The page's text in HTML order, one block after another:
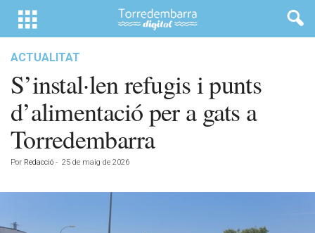
ACTUALITAT
S’instal·len refugis i punts
d’alimentació per a gats a
Torredembarra
Por Redacció - 25 de maig de 2026